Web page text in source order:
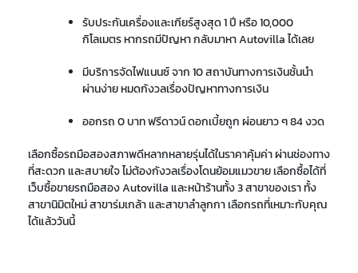
รับประกันเครื่องและเกียร์สูงสุด 1 ปี หรือ 10,000
กิโลเมตร หากรถมีปัญหา กลับมาหา Autovilla ได้เลย
มีบริการจัดไฟแนนซ์ จาก 10 สถาบันทางการเงินชั้นนำ
ผ่านง่าย หมดกังวลเรื่องปัญหาทางการเงิน
ออกรถ 0 บาท ฟรีดาวน์ ดอกเบี้ยถูก ผ่อนยาว ๆ 84 งวด
เลือกซื้อรถมือสองสภาพดีหลากหลายรุ่นได้ในราคาคุ้มค่า ผ่านช่องทาง
ที่สะดวก และสบายใจ ไม่ต้องกังวลเรื่องโดนย้อมแมวขาย เลือกซื้อได้ที่
เว็บซื้อขายรถมือสอง Autovilla และหน้าร้านทั้ง 3 สาขาของเรา ทั้ง
สาขานิมิตใหม่ สาขาร่มเกล้า และสาขาลำลูกกา เลือกรถที่เหมาะกับคุณ
ได้แล้ววันนี้